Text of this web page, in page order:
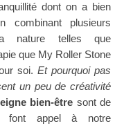
dont on a bien
plusieurs
nature telles que
que My Roller Stone
soi.Et pourquoi pas
un peu de créativité
bien-être sont de
font appel à notre